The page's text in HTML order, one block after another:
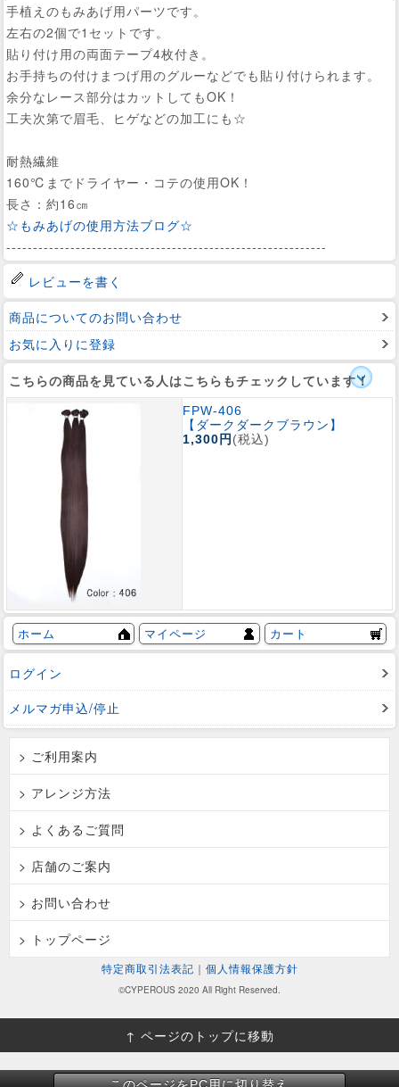
手植えのもみあげ用パーツです。
左右の2個で1セットです。
貼り付け用の両面テープ4枚付き。
お手持ちの付けまつげ用のグルーなどでも貼り付けられます。
余分なレース部分はカットしてもOK！
工夫次第で眉毛、ヒゲなどの加工にも☆
耐熱繊維
160℃までドライヤー・コテの使用OK！
長さ：約16㎝
☆もみあげの使用方法ブログ☆
------------------------------------------------------------
レビューを書く
商品についてのお問い合わせ
お気に入りに登録
こちらの商品を見ている人はこちらもチェックしています！
FPW-406
【ダークダークブラウン】
1,300円 (税込)
ホーム マイページ カート
ログイン
メルマガ申込/停止
> ご利用案内
> アレンジ方法
> よくあるご質問
> 店舗のご案内
> お問い合わせ
> トップページ
特定商取引法表記 ｜ 個人情報保護方針
©CYPEROUS 2020 All Right Reserved.
↑ ページのトップに移動